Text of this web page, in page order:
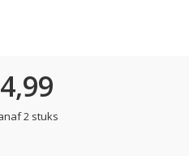
2 stuks